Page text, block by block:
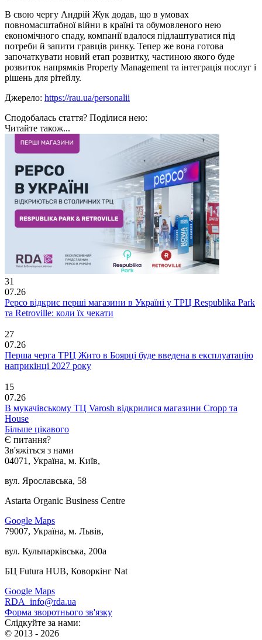
В свою чергу Андрій Жук додав, що в умовах
повномасштабної війни в країні та обумовленого нею
економічного спаду, компанії вдалося підлаштуватися під
потреби й запити гравців ринку. Тепер же вона готова
започаткувати новий етап розвитку, частиною якого буде
розвиток напрямків Property Management та інтеграція послуг і
рішень для рітейлу.
Джерело: https://rau.ua/personalii
Сподобалась стаття? Поділися нею:
Читайте також...
31
07.26
Pepco відкриє перші магазини в Україні у ТРЦ Respublika Park
та Retroville: коли їх чекати
27
07.26
Перша черга ТРЦ Жито в Боярці буде введена в експлуатацію
наприкінці 2027 року
15
07.26
В мукачівському ТЦ Varosh відкрилися магазини Cropp та
House
Більше цікавого
Є питання?
Зв'яжіться з нами
04071, Україна, м. Київ,
вул. Ярославська, 58
Astarta Organic Business Centre
Google Maps
79007, Україна, м. Львів,
вул. Кульпарківська, 200а
БЦ Futura HUB, Коворкінг Nat
Google Maps
RDA_info@rda.ua
Форма зворотнього зв'язку
Слідкуйте за нами:
© 2013 - 2026